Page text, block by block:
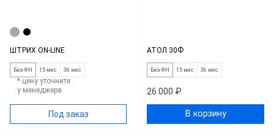
ШТРИХ ON-LINE
Без ФН 15 мес 36 мес
* цену уточните
у менеджера
Под заказ
АТОЛ 30Ф
Без ФН 15 мес 36 мес
26 000 ₽
В корзину